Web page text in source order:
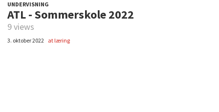
UNDERVISNING
ATL - Sommerskole 2022
9 views
3. oktober 2022 at læring